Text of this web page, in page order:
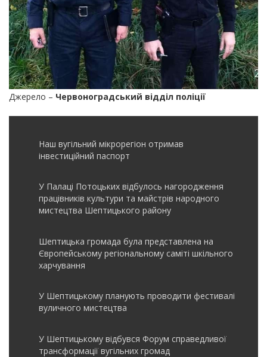
Джерело – Червоноградський відділ поліції
Наш вугільний мікрорегіон отримав
інвеcтиційний паспорт
У Палаці Потоцьких відбулось нагородження
працівників культури та майстрів народного
мистецтва Шептицького району
Шептицька громада була представлена на
Європейському регіональному саміті шкільного
харчування
У Шептицькому планують проводити фестивалі
вуличного мистецтва
У Шептицькому відбувся Форум справедливої
трансформації вугільних громад